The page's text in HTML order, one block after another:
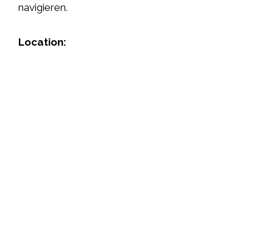
navigieren.
Location: